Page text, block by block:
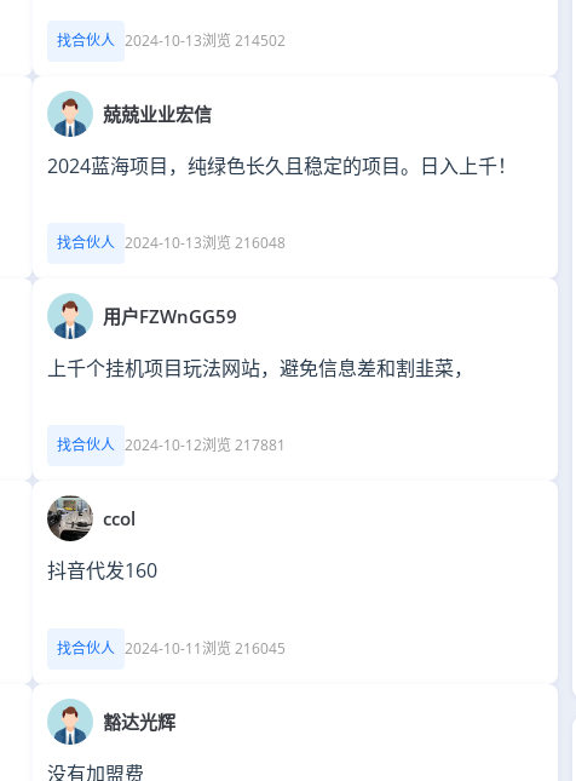
找合伙人 2024-10-13浏览 214502
兢兢业业宏信
2024蓝海项目，纯绿色长久且稳定的项目。日入上千！
找合伙人 2024-10-13浏览 216048
用户FZWnGG59
上千个挂机项目玩法网站，避免信息差和割韭菜，
找合伙人 2024-10-12浏览 217881
ccol
抖音代发160
找合伙人 2024-10-11 浏览 216045
豁达光辉
没有加盟费